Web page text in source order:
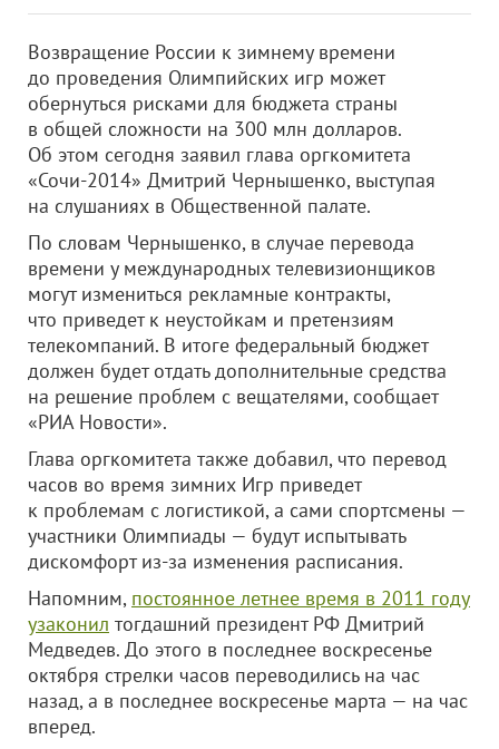
Возвращение России к зимнему времени
до проведения Олимпийских игр может
обернуться рисками для бюджета страны
в общей сложности на 300 млн долларов.
Об этом сегодня заявил глава оргкомитета
«Сочи-2014» Дмитрий Чернышенко, выступая
на слушаниях в Общественной палате.
По словам Чернышенко, в случае перевода
времени у международных телевизионщиков
могут измениться рекламные контракты,
что приведет к неустойкам и претензиям
телекомпаний. В итоге федеральный бюджет
должен будет отдать дополнительные средства
на решение проблем с вещателями, сообщает
«РИА Новости».
Глава оргкомитета также добавил, что перевод
часов во время зимних Игр приведет
к проблемам с логистикой, а сами спортсмены —
участники Олимпиады — будут испытывать
дискомфорт из-за изменения расписания.
Напомним, постоянное летнее время в 2011 году
узаконил тогдашний президент РФ Дмитрий
Медведев. До этого в последнее воскресенье
октября стрелки часов переводились на час
назад, а в последнее воскресенье марта — на час
вперед.